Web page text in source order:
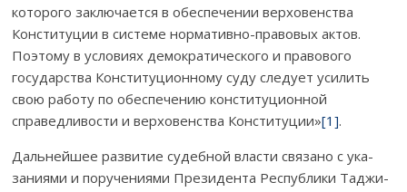
которого зак­лючается в обеспечении верховенства
Конституции в сис­теме нормативно-правовых ак­тов.
Поэтому в условиях де­мократического и правового
государства Конс­титуцион­но­му суду следует усилить
свою работу по обес­печению кон­сти­­ту­ционной
справедливости и верховенства Конс­ти­­туции»[1].
Дальнейшее развитие судебной власти связано с ука­
заниями и по­ру­чениями Президента Республики Таджи­